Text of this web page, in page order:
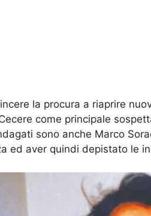
la procura a riaprire
come principale
sono anche Marco
ed aver quindi depistato le